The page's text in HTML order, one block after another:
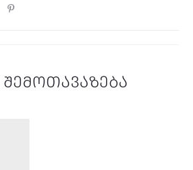
შემოთავაზება